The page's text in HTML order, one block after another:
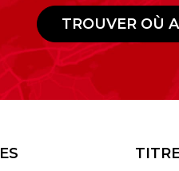
TROUVER OÙ